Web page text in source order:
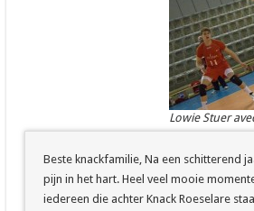
Lowie Stuer
Beste knackfamilie, Na een schitterend
pijn in het hart. Heel veel mooie
iedereen die achter Knack Roeselare